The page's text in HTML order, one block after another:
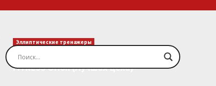
Эллиптические тренажеры
Эллиптический тренажер EVO
FITNESS Orion (Лучшая цена)